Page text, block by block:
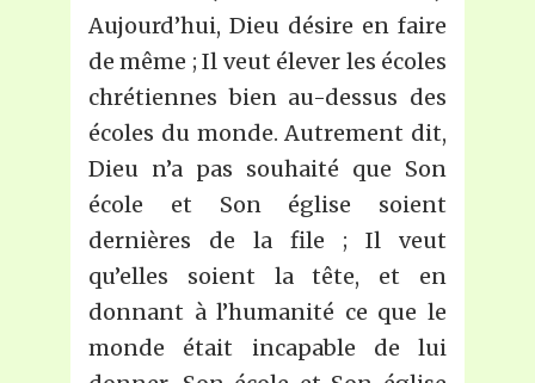
Aujourd’hui, Dieu désire en faire
de même ; Il veut élever les écoles
chrétiennes bien au-dessus des
écoles du monde. Autrement dit,
Dieu n’a pas souhaité que Son
école et Son église soient
dernières de la file ; Il veut
qu’elles soient la tête, et en
donnant à l’humanité ce que le
monde était incapable de lui